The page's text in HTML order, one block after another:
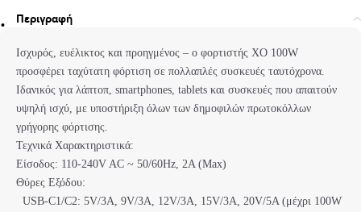
Περιγραφή
Ισχυρός, ευέλικτος και προηγμένος – ο φορτιστής XO 100W
προσφέρει ταχύτατη φόρτιση σε πολλαπλές συσκευές ταυτόχρονα.
Ιδανικός για λάπτοπ, smartphones, tablets και συσκευές που απαιτούν
υψηλή ισχύ, με υποστήριξη όλων των δημοφιλών πρωτοκόλλων
γρήγορης φόρτισης.
Τεχνικά Χαρακτηριστικά:
Είσοδος: 110-240V AC ~ 50/60Hz, 2A (Max)
Θύρες Εξόδου:
USB-C1/C2: 5V/3A, 9V/3A, 12V/3A, 15V/3A, 20V/5A (μέχρι 100W